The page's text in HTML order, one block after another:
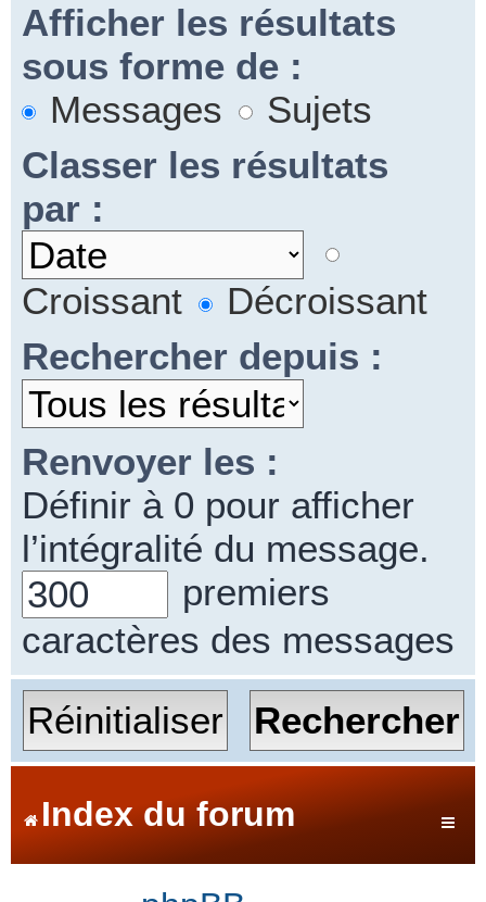
Afficher les résultats
sous forme de :
Messages
Sujets
Classer les résultats
par :
Croissant
Décroissant
Rechercher depuis :
Renvoyer les :
Définir à 0 pour afficher
l’intégralité du message.
premiers
caractères des messages
Index du forum